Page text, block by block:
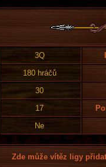
3Q
180 hráčů
30
17
Ne
Zde může vítěz ligy